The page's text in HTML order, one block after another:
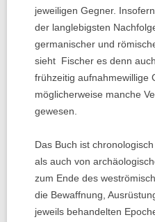
jeweiligen Gegner.
der langlebigsten
germanischer und
sieht Fischer es denn
frühzeitig aufnahmewillige
möglicherweise manche
gewesen.
Das Buch ist
als auch von
zum Ende des
die Bewaffnung,
jeweils behandelten